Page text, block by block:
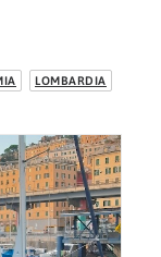
LOMBARDIA